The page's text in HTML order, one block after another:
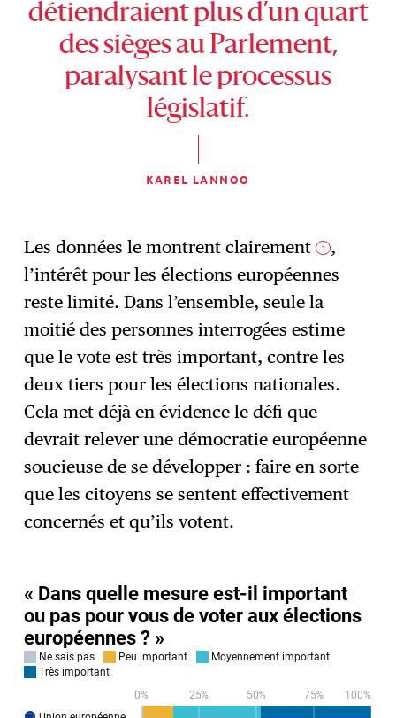
détiendraient plus d’un quart
des sièges au Parlement,
paralysant le processus
législatif.
KAREL LANNOO
Les données le montrent clairement 1 ,
l’intérêt pour les élections européennes
reste limité. Dans l’ensemble, seule la
moitié des personnes interrogées estime
que le vote est très important, contre les
deux tiers pour les élections nationales.
Cela met déjà en évidence le défi que
devrait relever une démocratie européenne
soucieuse de se développer : faire en sorte
que les citoyens se sentent effectivement
concernés et qu’ils votent.